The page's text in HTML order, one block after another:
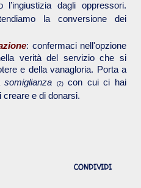
dagli oppressori.
la conversione dei
: confermaci nell'opzione
verità del servizio che si
e della vanagloria. Porta a
somiglianza (2)con cui ci hai
creare e di donarsi.
CONDIVIDI